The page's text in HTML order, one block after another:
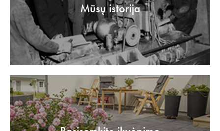
Mūsų istorija